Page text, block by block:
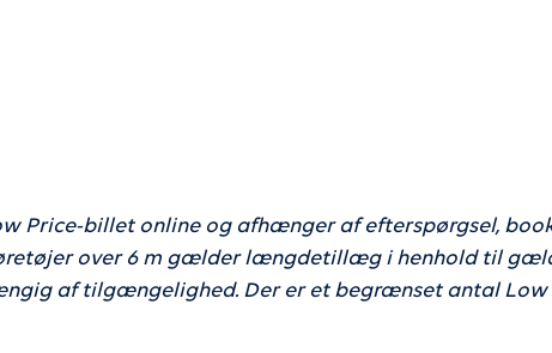
Price-billet online og afhænger af efterspørgsel,
over 6 m gælder længdetillæg i henhold til
af tilgængelighed. Der er et begrænset antal